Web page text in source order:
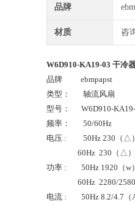
品牌
材质 咨
W6D910-KA19-03 干冷
品牌 ebmpapst
类型： 轴流风扇
型号： W6D910-
频率： 50/60Hz
电压 : 50Hz 230（△
60Hz
功率 : 50Hz 1920（w
60Hz 2280/2580
电流 : 50Hz 8.2/4.7（